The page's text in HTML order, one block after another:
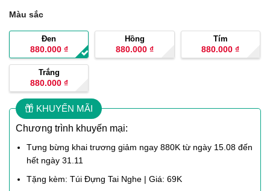
Màu sắc
Đen
880.000 ₫
Hồng
880.000 ₫
Tím
880.000₫
Trắng
880.000 ₫
KHUYẾN MÃI
Chương trình khuyến mại:
Tưng bừng khai trương giảm ngay 880K từ ngày 15.08 đến
hết ngày 31.11
Tặng kèm: Túi Đựng Tai Nghe | Giá: 69K